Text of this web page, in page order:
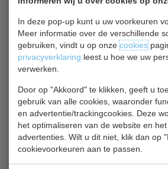
In deze pop-up kunt u uw voorkeuren
Meer informatie over de verschillende
gebruiken, vindt u op onzecookies
privacyverklaring leest u hoe we uw
verwerken.
Door op "Akkoord" te klikken, geeft u
gebruik van alle cookies, waaronder
en advertentie/trackingcookies. Deze
het optimaliseren van de website en
advertenties. Wilt u dit niet, klik dan op
cookievoorkeuren aan te passen.
luchtstroom en toegankelijkheid van
Zijn de deuren afzonderlijk afsluitbaar?
Ja - elke deur heeft een eigen slot.
De G-serie heeft een automatische
er geen overmatige ijsvorming
kunt u via het digitale
handmatige ontdooicyclus starten.
Gebruiksintensiteit: Gemiddeld